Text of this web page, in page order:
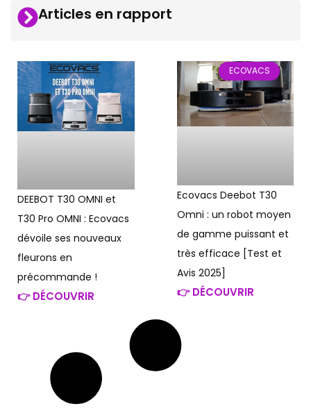
Articles en rapport
DEEBOT T30 OMNI et
T30 Pro OMNI : Ecovacs
dévoile ses nouveaux
fleurons en
précommande !
👉 DÉCOUVRIR
ECOVACS
Ecovacs Deebot T30
Omni : un robot moyen
de gamme puissant et
très efficace [Test et
Avis 2025]
👉 DÉCOUVRIR